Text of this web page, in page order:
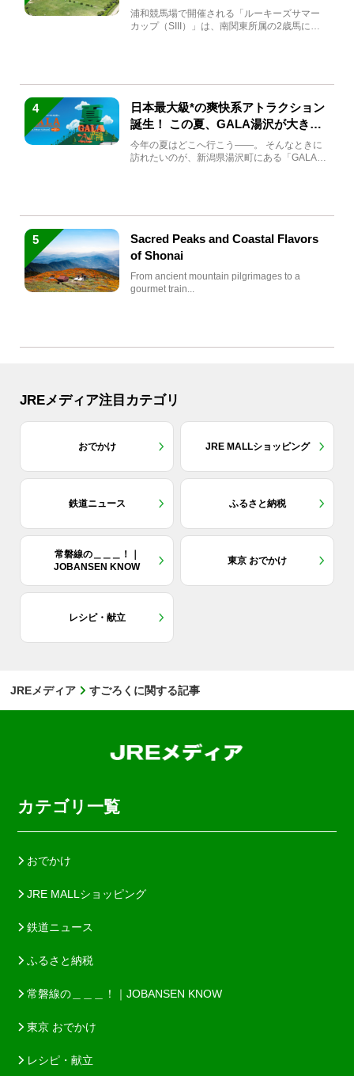
馬と見どころをチェック
浦和競馬場で開催される「ルーキーズサマー
カップ（SIII）」は、南関東所属の2歳馬によ
4
日本最大級*の爽快系アトラクション
誕生！ この夏、GALA湯沢が大きく
生まれ変わる
今年の夏はどこへ行こう――。 そんなときに
訪れたいのが、新潟県湯沢町にある「GALA湯
5
Sacred Peaks and Coastal Flavors
of Shonai
From ancient mountain pilgrimages to a
gourmet train...
JREメディア注目カテゴリ
おでかけ JRE MALLショッピング
鉄道ニュース ふるさと納税
常磐線の＿＿＿！｜
JOBANSEN KNOW
東京 おでかけ
レシピ・献立
JREメディア すごろくに関する記事
カテゴリ一覧
おでかけ
JRE MALLショッピング
鉄道ニュース
ふるさと納税
常磐線の＿＿＿！｜JOBANSEN KNOW
東京 おでかけ
レシピ・献立